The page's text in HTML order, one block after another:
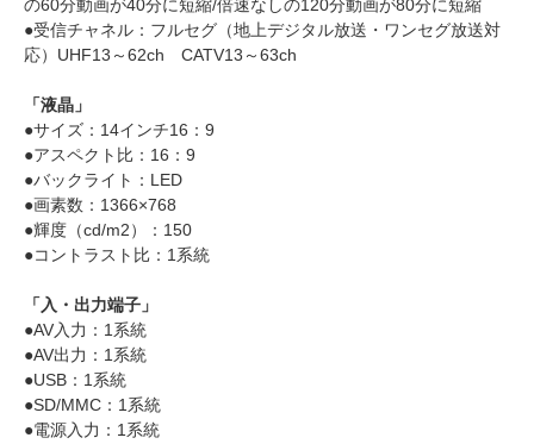
の60分動画が40分に短縮/倍速なしの120分動画が80分に短縮
●受信チャネル：フルセグ（地上デジタル放送・ワンセグ放送対
応）UHF13～62ch CATV13～63ch
「液晶」
●サイズ：14インチ16：9
●アスペクト比：16：9
●バックライト：LED
●画素数：1366×768
●輝度（cd/m2）：150
●コントラスト比：1系統
「入・出力端子」
●AV入力：1系統
●AV出力：1系統
●USB：1系統
●SD/MMC：1系統
●電源入力：1系統